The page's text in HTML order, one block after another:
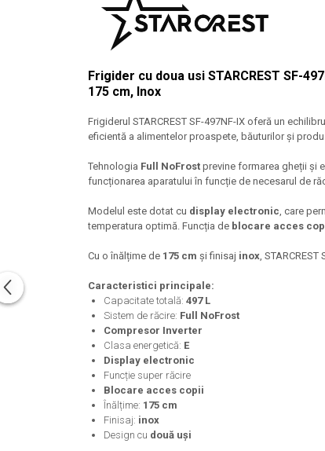
Frigider cu doua usi STARCREST SF-
175 cm, Inox
Frigiderul STARCREST SF-497NF-IX oferă un
eficientă a alimentelor proaspete, băuturilor și
Tehnologia Full NoFrost previne formarea gheții și
funcționarea aparatului în funcție de necesarul de
Modelul este dotat cu display electronic , care
temperatura optimă. Funcția de blocare acces
Cu o înălțime de 175 cm și finisaj inox ,
Caracteristici principale:
Capacitate totală: 497 L
Sistem de răcire: Full NoFrost
Compresor Inverter
Clasa energetică: E
Display electronic
Funcție super răcire
Blocare acces copii
Înălțime: 175 cm
Finisaj: inox
Design cu două uși